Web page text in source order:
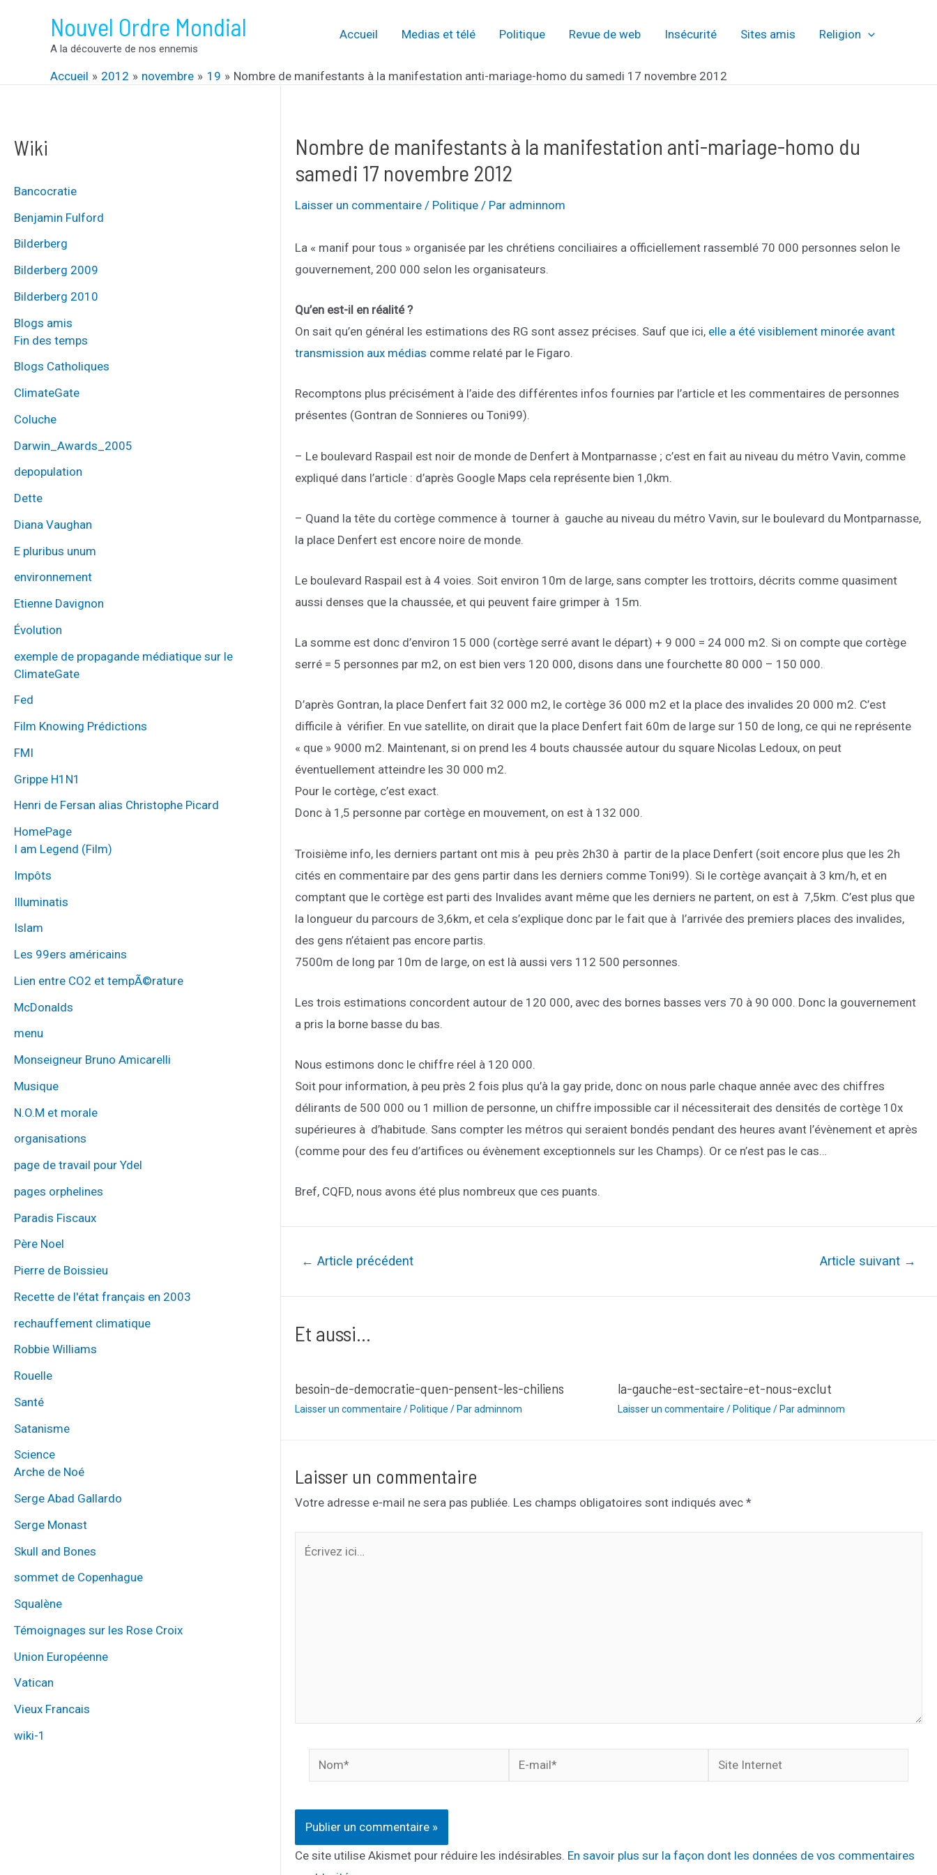
Nouvel Ordre Mondial
A la découverte de nos ennemis
Accueil Medias et télé Politique Revue de web Insécurité Sites amis Religion
Accueil 2012 novembre 19 Nombre de manifestants à la manifestation anti-mariage-homo du samedi 17 novembre 2012
Wiki
Bancocratie
Benjamin Fulford
Bilderberg
Bilderberg 2009
Bilderberg 2010
Blogs amis
Fin des temps
Blogs Catholiques
ClimateGate
Coluche
Darwin_Awards_2005
depopulation
Dette
Diana Vaughan
E pluribus unum
environnement
Etienne Davignon
Évolution
exemple de propagande médiatique sur le
ClimateGate
Fed
Film Knowing Prédictions
FMI
Grippe H1N1
Henri de Fersan alias Christophe Picard
HomePage
I am Legend (Film)
Impôts
Illuminatis
Islam
Les 99ers américains
Lien entre CO2 et tempÃ©rature
McDonalds
menu
Monseigneur Bruno Amicarelli
Musique
N.O.M et morale
organisations
page de travail pour Ydel
pages orphelines
Paradis Fiscaux
Père Noel
Pierre de Boissieu
Recette de l'état français en 2003
rechauffement climatique
Robbie Williams
Rouelle
Santé
Satanisme
Science
Arche de Noé
Serge Abad Gallardo
Serge Monast
Skull and Bones
sommet de Copenhague
Squalène
Témoignages sur les Rose Croix
Union Européenne
Vatican
Vieux Francais
wiki-1
Nombre de manifestants à la manifestation anti-mariage-homo du
samedi 17 novembre 2012
Laisser un commentaire / Politique / Par adminnom
La « manif pour tous » organisée par les chrétiens conciliaires a officiellement rassemblé 70 000 personnes selon le
gouvernement, 200 000 selon les organisateurs.
Qu’en est-il en réalité ?
On sait qu’en général les estimations des RG sont assez précises. Sauf que ici, elle a été visiblement minorée avant
transmission aux médias comme relaté par le Figaro.
Recomptons plus précisément à l’aide des différentes infos fournies par l’article et les commentaires de personnes
présentes (Gontran de Sonnieres ou Toni99).
– Le boulevard Raspail est noir de monde de Denfert à Montparnasse ; c’est en fait au niveau du métro Vavin, comme
expliqué dans l’article : d’après Google Maps cela représente bien 1,0km.
– Quand la tête du cortège commence à tourner à gauche au niveau du métro Vavin, sur le boulevard du Montparnasse,
la place Denfert est encore noire de monde.
Le boulevard Raspail est à 4 voies. Soit environ 10m de large, sans compter les trottoirs, décrits comme quasiment
aussi denses que la chaussée, et qui peuvent faire grimper à 15m.
La somme est donc d’environ 15 000 (cortège serré avant le départ) + 9 000 = 24 000 m2. Si on compte que cortège
serré = 5 personnes par m2, on est bien vers 120 000, disons dans une fourchette 80 000 – 150 000.
D’après Gontran, la place Denfert fait 32 000 m2, le cortège 36 000 m2 et la place des invalides 20 000 m2. C’est
difficile à vérifier. En vue satellite, on dirait que la place Denfert fait 60m de large sur 150 de long, ce qui ne représente
« que » 9000 m2. Maintenant, si on prend les 4 bouts chaussée autour du square Nicolas Ledoux, on peut
éventuellement atteindre les 30 000 m2.
Pour le cortège, c’est exact.
Donc à 1,5 personne par cortège en mouvement, on est à 132 000.
Troisième info, les derniers partant ont mis à peu près 2h30 à partir de la place Denfert (soit encore plus que les 2h
cités en commentaire par des gens partir dans les derniers comme Toni99). Si le cortège avançait à 3 km/h, et en
comptant que le cortège est parti des Invalides avant même que les derniers ne partent, on est à 7,5km. C’est plus que
la longueur du parcours de 3,6km, et cela s’explique donc par le fait que à l’arrivée des premiers places des invalides,
des gens n’étaient pas encore partis.
7500m de long par 10m de large, on est là aussi vers 112 500 personnes.
Les trois estimations concordent autour de 120 000, avec des bornes basses vers 70 à 90 000. Donc la gouvernement
a pris la borne basse du bas.
Nous estimons donc le chiffre réel à 120 000.
Soit pour information, à peu près 2 fois plus qu’à la gay pride, donc on nous parle chaque année avec des chiffres
délirants de 500 000 ou 1 million de personne, un chiffre impossible car il nécessiterait des densités de cortège 10x
supérieures à d’habitude. Sans compter les métros qui seraient bondés pendant des heures avant l’évènement et après
(comme pour des feu d’artifices ou évènement exceptionnels sur les Champs). Or ce n’est pas le cas…
Bref, CQFD, nous avons été plus nombreux que ces puants.
Navigation
← Article précédent Article suivant →
Et aussi...
besoin-de-democratie-quen-pensent-les-chiliens
Laisser un commentaire / Politique / Paradminnom
la-gauche-est-sectaire-et-nous-exclut
Laisser un commentaire / Politique / Paradminnom
Laisser un commentaire
Votre adresse e-mail ne sera pas publiée. Les champs obligatoires sont indiqués avec*
Nom*
mail*
Site
Internet
Ce site utilise Akismet pour réduire les indésirables. En savoir plus sur la façon dont les données de vos commentaires